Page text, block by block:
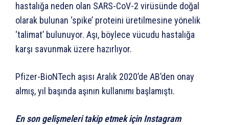
hastalığa neden olan SARS-CoV-2 virüsünde doğal
olarak bulunan ‘spike’ proteini üretilmesine yönelik
‘talimat’ bulunuyor. Aşı, böylece vücudu hastalığa
karşı savunmak üzere hazırlıyor.
Pfizer-BioNTech aşısı Aralık 2020’de AB’den onay
almış, yıl başında aşının kullanımı başlamıştı.
En son gelişmeleri takip etmek için Instagram